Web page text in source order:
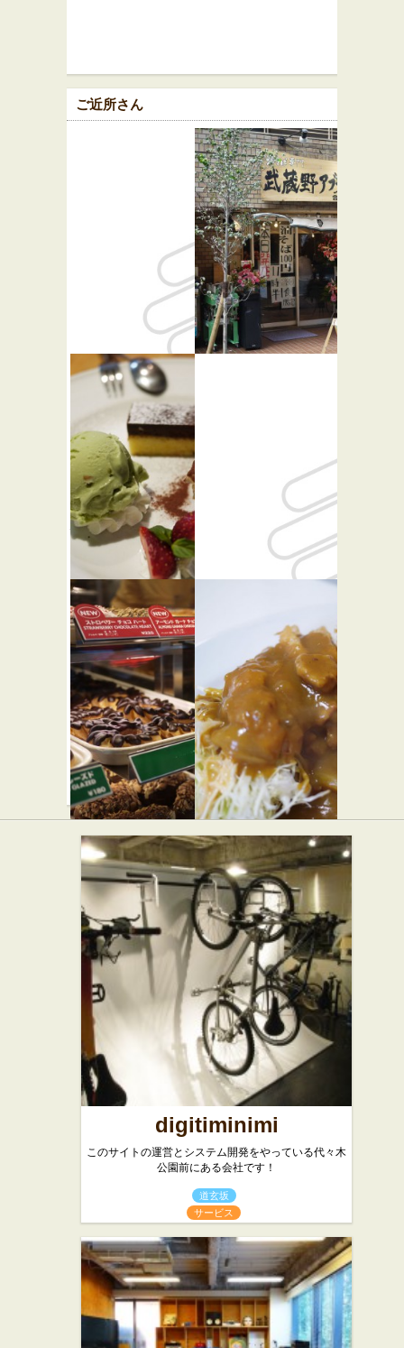
ご近所さん
横濱家系
濃厚とん
こつラー
メン専門店
代々木商店
★☆☆
トスカー
ナ 代々木
店 ★☆☆
イタリアン
文明軒 ★☆☆
クリスピ
ー クリー
ム ドーナ
ツ 新宿サ
ザンテラ
ス店
スイーツ
ソルタナ
★☆☆
洋食
digitiminimi
このサイトの運営とシステム開発をやっている代々木
公園前にある会社です！
道玄坂
サービス